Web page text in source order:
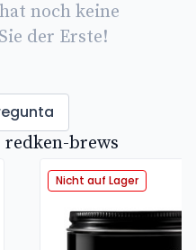
noch keine
der Erste!
brews
Nicht auf Lager